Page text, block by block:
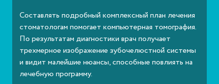
Составлять подробный комплексный план лечения
стоматологам помогает компьютерная томография.
По результатам диагностики врач получает
трехмерное изображение зубочелюстной системы
и видит малейшие нюансы, способные повлиять на
лечебную программу.